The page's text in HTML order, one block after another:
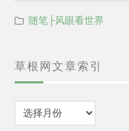
随笔├风眼看世界
草根网文章索引
归